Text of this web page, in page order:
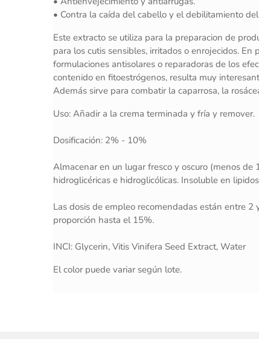
• Contra la caída del cabello y el debilitamiento
Este extracto se utiliza para la preparacion de
para los cutis sensibles, irritados o enrojecidos.
formulaciones antisolares o reparadoras de los
contenido en fitoestrógenos, resulta muy
Además sirve para combatir la caparrosa, la
Uso: Añadir a la crema terminada y fría y remover.
Dosificación: 2% - 10%
Almacenar en un lugar fresco y oscuro (menos de
hidroglicéricas e hidroglicólicas. Insoluble en
Las dosis de empleo recomendadas están entre
proporción hasta el 15%.
INCI: Glycerin, Vitis Vinifera Seed Extract, Water
El color puede variar según lote.